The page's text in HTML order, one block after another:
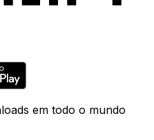
em todo o mundo